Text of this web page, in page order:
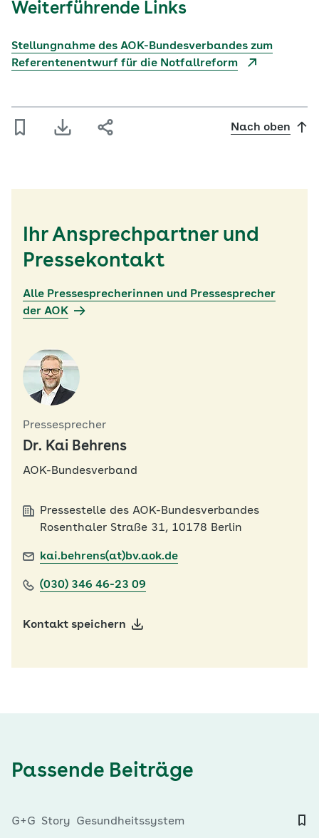
Weiterführende Links
Stellungnahme des AOK-Bundesverbandes zum
Referentenentwurf für die Notfallreform
Nach oben
Ihr Ansprechpartner und
Pressekontakt
Alle Pressesprecherinnen und Pressesprecher
der AOK
Pressesprecher
Dr. Kai Behrens
AOK-Bundesverband
Pressestelle des AOK-Bundesverbandes
Rosenthaler Straße 31, 10178 Berlin
kai.behrens(at)bv.aok.de
(030) 346 46-23 09
Kontakt speichern
Passende Beiträge
G+G Story Gesundheitssystem